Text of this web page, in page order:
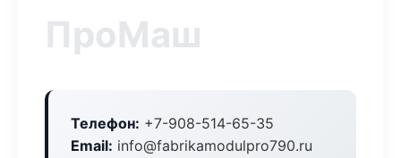
ПроМаш
Телефон: +7-908-514-65-35
Email: info@fabrikamodulpro790.ru